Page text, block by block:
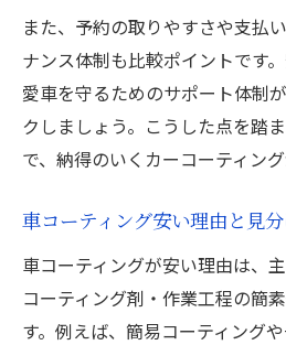
カーコーティング安い
見方
安いカーコーティン
か
車磨き料金安いカーコ
解説
カーコーティング安
の実態
また、予約の取りやすさや支払
ナンス体制も比較ポイントです
愛車を守るためのサポート体制
クしましょう。こうした点を踏
で、納得のいくカーコーティング
車コーティング安い理由と見
車コーティングが安い理由は、
コーティング剤・作業工程の簡
す。例えば、簡易コーティング